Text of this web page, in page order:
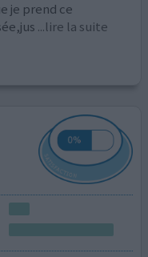
je prend ce
...lire la suite